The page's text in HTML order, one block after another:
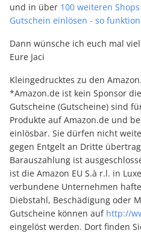
und in über 100 weiteren Shops
Gutschein einlösen - so
Dann wünsche ich euch mal
Eure Jaci
Kleingedrucktes zu den
*Amazon.de ist kein Sponsor
Gutscheine (Gutscheine) sind
Produkte auf Amazon.de und
einlösbar. Sie dürfen nicht
gegen Entgelt an Dritte
Barauszahlung ist
ist die Amazon EU S.à r.l. in
verbundene Unternehmen
Diebstahl, Beschädigung oder
Gutscheine können auf http://
eingelöst werden. Dort finden